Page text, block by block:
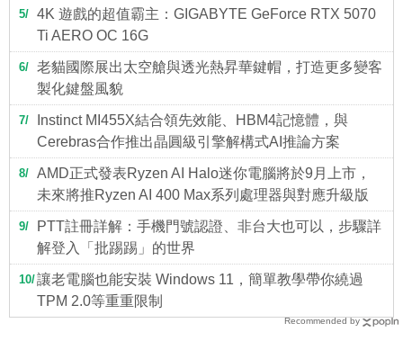
Recommended by
5
4K 遊戲的超值霸主：GIGABYTE GeForce RTX 5070
Ti AERO OC 16G
6
老貓國際展出太空艙與透光熱昇華鍵帽，打造更多變客
製化鍵盤風貌
7
Instinct MI455X結合領先效能、HBM4記憶體，與
Cerebras合作推出晶圓級引擎解構式AI推論方案
8
AMD正式發表Ryzen AI Halo迷你電腦將於9月上市，
未來將推Ryzen AI 400 Max系列處理器與對應升級版
9
PTT註冊詳解：手機門號認證、非台大也可以，步驟詳
解登入「批踢踢」的世界
10 讓老電腦也能安裝 Windows 11，簡單教學帶你繞過
TPM 2.0等重重限制